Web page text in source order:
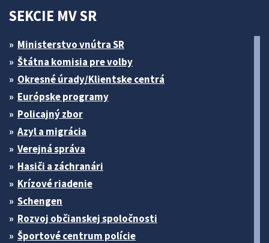
SEKCIE MV SR
Ministerstvo vnútra SR
Štátna komisia pre volby
Okresné úrady/Klientske centrá
Európske programy
Policajný zbor
Azyl a migrácia
Verejná správa
Hasiči a záchranári
Krízové riadenie
Schengen
Rozvoj občianskej spoločnosti
Športové centrum polície